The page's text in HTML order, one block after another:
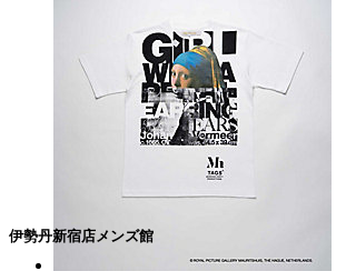
伊勢丹新宿店メンズ館